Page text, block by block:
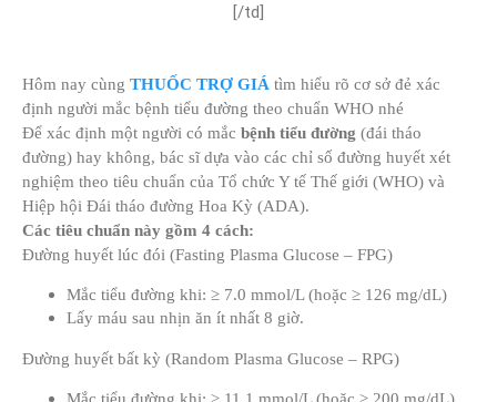
[/td]​
Hôm nay cùng THUỐC TRỢ GIÁ tìm hiểu rõ cơ sở đẻ xác
định người mắc bệnh tiểu đường theo chuẩn WHO nhé
Để xác định một người có mắc bệnh tiểu đường (đái tháo
đường) hay không, bác sĩ dựa vào các chỉ số đường huyết xét
nghiệm theo tiêu chuẩn của Tổ chức Y tế Thế giới (WHO) và
Hiệp hội Đái tháo đường Hoa Kỳ (ADA).
Các tiêu chuẩn này gồm 4 cách:
Đường huyết lúc đói (Fasting Plasma Glucose – FPG)
Mắc tiểu đường khi: ≥ 7.0 mmol/L (hoặc ≥ 126 mg/dL)
Lấy máu sau nhịn ăn ít nhất 8 giờ.
Đường huyết bất kỳ (Random Plasma Glucose – RPG)
Mắc tiểu đường khi: ≥ 11.1 mmol/L (hoặc ≥ 200 mg/dL)